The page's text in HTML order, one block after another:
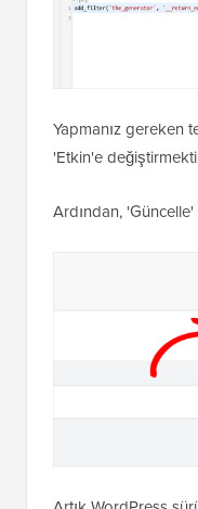
Yapmanız gereken
Ardından,